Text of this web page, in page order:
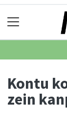
Kontu
zein